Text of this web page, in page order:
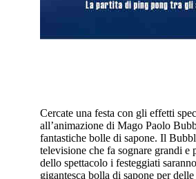
Cercate una festa con gli effetti
all’animazione di Mago Paolo
fantastiche bolle di sapone. Il
televisione che fa sognare grandi
dello spettacolo i festeggiati
gigantesca bolla di sapone per